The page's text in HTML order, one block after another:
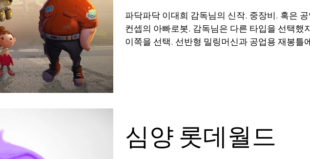
파닥파닥 이대희 감독님의 신작. 중장비, 혹은
컨셉의 아빠로봇. 감독님은 다른 타입을 선택했
이쪽을 선택. 선반형 밀링머신과 공업용 재봉틀
심양 롯데월드